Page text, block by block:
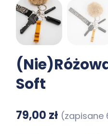
Soft
79,00 zł (zapisane